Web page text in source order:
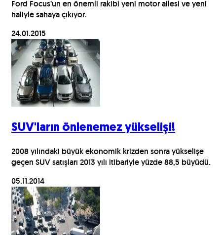
Ford Focus’un en önemli rakibi yeni motor ailesi ve yeni
haliyle sahaya çıkıyor.
24.01.2015
SUV'ların önlenemez yükselişi!
2008 yılındaki büyük ekonomik krizden sonra yükselişe
geçen SUV satışları 2013 yılı itibariyle yüzde 88,5 büyüdü.
05.11.2014